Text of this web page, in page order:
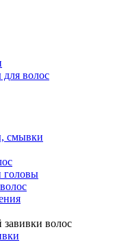
волос
смывки
головы
завивки волос